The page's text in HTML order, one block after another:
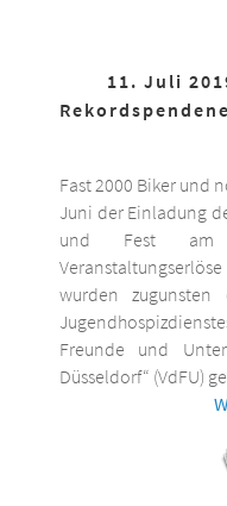
11. Juli
Fast 2000 Biker und
Juni der Einladung
und Fest am
wurden
Freunde und
Düsseldorf“ (VdFU)